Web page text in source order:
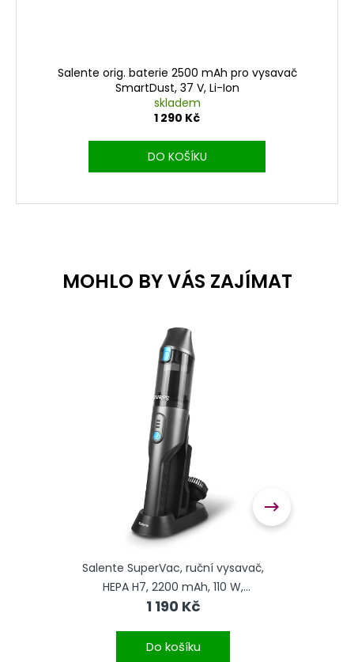
Salente orig. baterie 2500 mAh pro vysavač
SmartDust, 37 V, Li-Ion
skladem
1 290 Kč
DO KOŠÍKU
Salente SuperVac, ruční vysavač,
HEPA H7, 2200 mAh, 110 W,
antracitový
1 190 Kč
Do košíku